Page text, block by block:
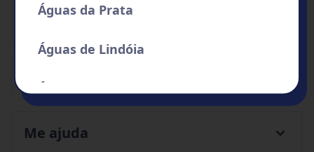
Institucional
Serviços
Me ajuda
Águas da Prata
Águas de Lindóia
Águas de Santa Bárbara
Águas de São Pedro